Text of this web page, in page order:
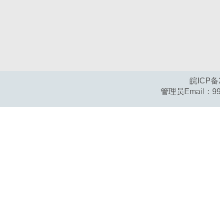
皖ICP
管理员Email：